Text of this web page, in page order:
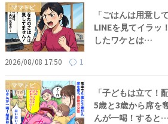
ママトピ
「ごはんは用意し
LINEを見てイラッ
したワケとは…
2026/08/08 17:50 1
ママトピ
「子どもは立て！
5歳と3歳から席を
んが一喝！すると